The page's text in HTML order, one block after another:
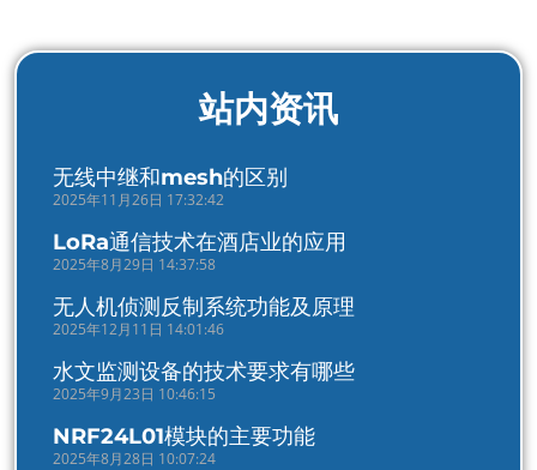
站内资讯
无线中继和mesh的区别
2025年11月26日 17:32:42
LoRa通信技术在酒店业的应用
2025年8月29日 14:37:58
无人机侦测反制系统功能及原理
2025年12月11日 14:01:46
水文监测设备的技术要求有哪些
2025年9月23日 10:46:15
NRF24L01模块的主要功能
2025年8月28日 10:07:24